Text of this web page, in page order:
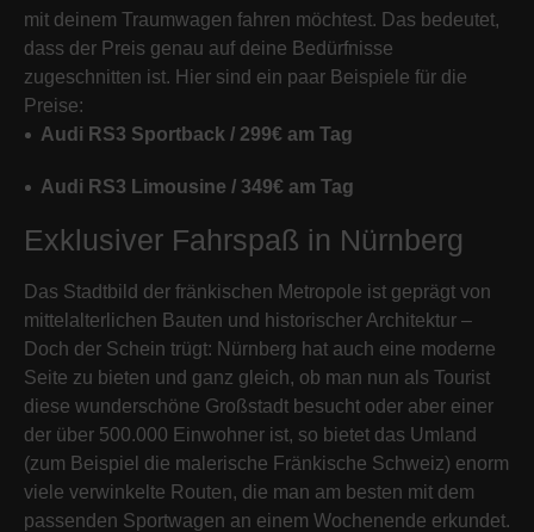
mit deinem Traumwagen fahren möchtest. Das bedeutet,
dass der Preis genau auf deine Bedürfnisse
zugeschnitten ist. Hier sind ein paar Beispiele für die
Preise:
Audi RS3 Sportback / 299€ am Tag
Audi RS3 Limousine / 349€ am Tag
Exklusiver Fahrspaß in Nürnberg
Das Stadtbild der fränkischen Metropole ist geprägt von
mittelalterlichen Bauten und historischer Architektur –
Doch der Schein trügt: Nürnberg hat auch eine moderne
Seite zu bieten und ganz gleich, ob man nun als Tourist
diese wunderschöne Großstadt besucht oder aber einer
der über 500.000 Einwohner ist, so bietet das Umland
(zum Beispiel die malerische Fränkische Schweiz) enorm
viele verwinkelte Routen, die man am besten mit dem
passenden Sportwagen an einem Wochenende erkundet.